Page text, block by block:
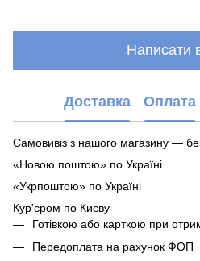
Написати
Доставка Оплата
Самовивіз з нашого магазину —
«Новою поштою» по Україні
«Укрпоштою» по Україні
Кур'єром по Києву
Готівкою або карткою при
Передоплата на рахунок ФОП